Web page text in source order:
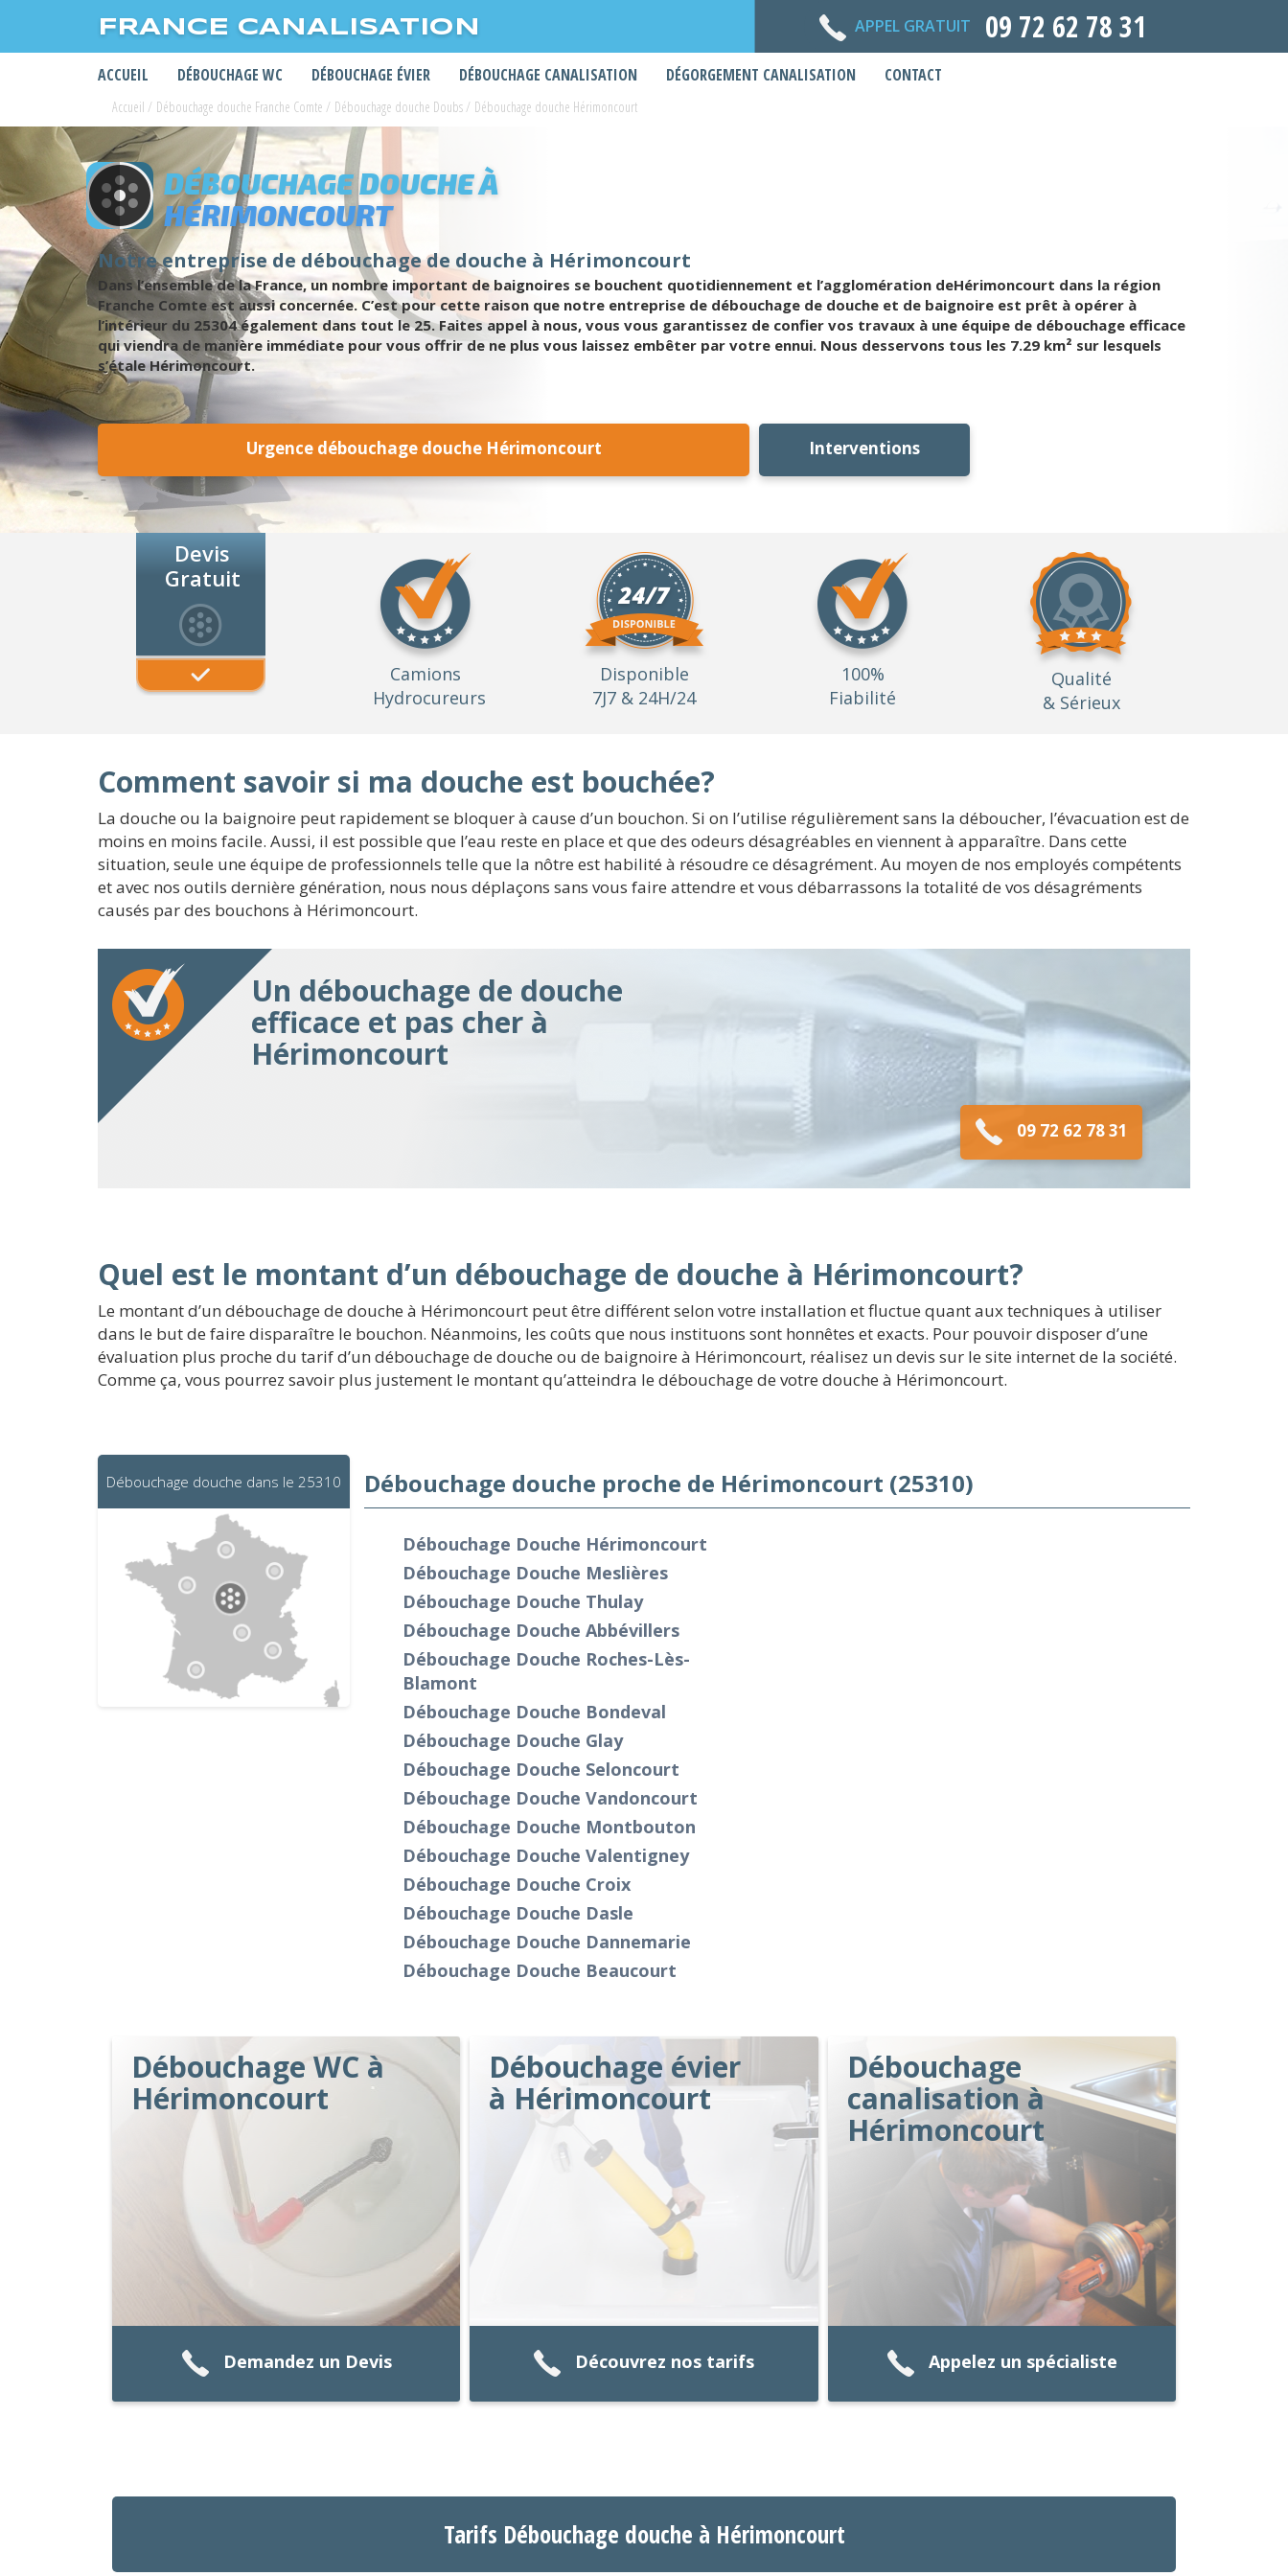
FRANCE CANALISATION APPEL GRATUIT 09 72 62 78 31
ACCUEIL DÉBOUCHAGE WC DÉBOUCHAGE ÉVIER DÉBOUCHAGE CANALISATION DÉGORGEMENT CANALISATION CONTACT
Accueil / Débouchage douche Franche Comte / Débouchage douche Doubs/ Débouchage douche Hérimoncourt
DÉBOUCHAGE DOUCHE À
HÉRIMONCOURT
Notre entreprise de débouchage de douche à Hérimoncourt
Dans l’ensemble de la France, un nombre important de baignoires se bouchent quotidiennement et l’agglomération deHérimoncourt dans la région
Franche Comte est aussi concernée. C’est pour cette raison que notre entreprise de débouchage de douche et de baignoire est prêt à opérer à
l’intérieur du 25304 également dans tout le 25. Faites appel à nous, vous vous garantissez de confier vos travaux à une équipe de débouchage efficace
qui viendra de manière immédiate pour vous offrir de ne plus vous laissez embêter par votre ennui. Nous desservons tous les 7.29 km² sur lesquels
s’étale Hérimoncourt.
Urgence débouchage douche Hérimoncourt Interventions
Devis
Gratuit
Camions
Hydrocureurs
Disponible
7J7 & 24H/24
100%
Fiabilité
Qualité
& Sérieux
Comment savoir si ma douche est bouchée?
La douche ou la baignoire peut rapidement se bloquer à cause d’un bouchon. Si on l’utilise régulièrement sans la déboucher, l’évacuation est de
moins en moins facile. Aussi, il est possible que l’eau reste en place et que des odeurs désagréables en viennent à apparaître. Dans cette
situation, seule une équipe de professionnels telle que la nôtre est habilité à résoudre ce désagrément. Au moyen de nos employés compétents
et avec nos outils dernière génération, nous nous déplaçons sans vous faire attendre et vous débarrassons la totalité de vos désagréments
causés par des bouchons à Hérimoncourt.
Un débouchage de douche
efficace et pas cher à
Hérimoncourt
09 72 62 78 31
Quel est le montant d’un débouchage de douche à Hérimoncourt?
Le montant d’un débouchage de douche à Hérimoncourt peut être différent selon votre installation et fluctue quant aux techniques à utiliser
dans le but de faire disparaître le bouchon. Néanmoins, les coûts que nous instituons sont honnêtes et exacts. Pour pouvoir disposer d’une
évaluation plus proche du tarif d’un débouchage de douche ou de baignoire à Hérimoncourt, réalisez un devis sur le site internet de la société.
Comme ça, vous pourrez savoir plus justement le montant qu’atteindra le débouchage de votre douche à Hérimoncourt.
Débouchage douche dans le 25310 Débouchage douche proche de Hérimoncourt (25310)
Débouchage Douche Hérimoncourt
Débouchage Douche Meslières
Débouchage Douche Thulay
Débouchage Douche Abbévillers
Débouchage Douche Roches-Lès-
Blamont
Débouchage Douche Bondeval
Débouchage Douche Glay
Débouchage Douche Seloncourt
Débouchage Douche Vandoncourt
Débouchage Douche Montbouton
Débouchage Douche Valentigney
Débouchage Douche Croix
Débouchage Douche Dasle
Débouchage Douche Dannemarie
Débouchage Douche Beaucourt
Débouchage WC à
Hérimoncourt
Demandez un Devis
Débouchage évier
à Hérimoncourt
Découvrez nos tarifs
Débouchage
canalisation à
Hérimoncourt
Appelez un spécialiste
Tarifs Débouchage douche à Hérimoncourt